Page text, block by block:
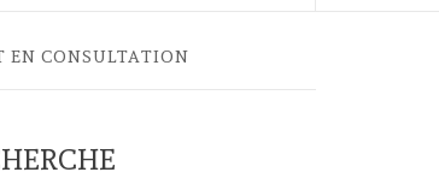
EN CONSULTATION